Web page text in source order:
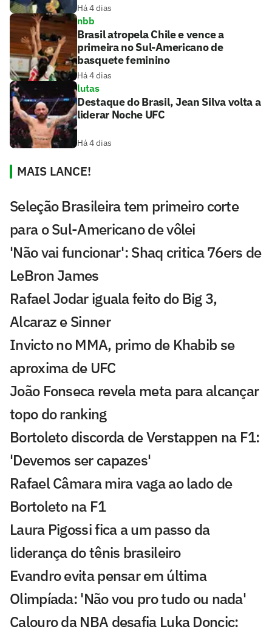
Há 4 dias
nbb
Brasil atropela Chile e vence a
primeira no Sul-Americano de
basquete feminino
Há 4 dias
lutas
Destaque do Brasil, Jean Silva volta a
liderar Noche UFC
Há 4 dias
MAIS LANCE!
Seleção Brasileira tem primeiro corte
para o Sul-Americano de vôlei
'Não vai funcionar': Shaq critica 76ers de
LeBron James
Rafael Jodar iguala feito do Big 3,
Alcaraz e Sinner
Invicto no MMA, primo de Khabib se
aproxima de UFC
João Fonseca revela meta para alcançar
topo do ranking
Bortoleto discorda de Verstappen na F1:
'Devemos ser capazes'
Rafael Câmara mira vaga ao lado de
Bortoleto na F1
Laura Pigossi fica a um passo da
liderança do tênis brasileiro
Evandro evita pensar em última
Olimpíada: 'Não vou pro tudo ou nada'
Calouro da NBA desafia Luka Doncic: